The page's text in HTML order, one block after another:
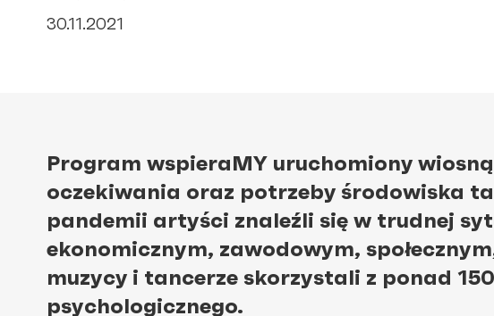
30.11.2021
Program wspieraMY uruchomiony
oczekiwania oraz potrzeby środowiska
pandemii artyści znaleźli się w trudnej
ekonomicznym, zawodowym,
muzycy i tancerze skorzystali z ponad
psychologicznego.